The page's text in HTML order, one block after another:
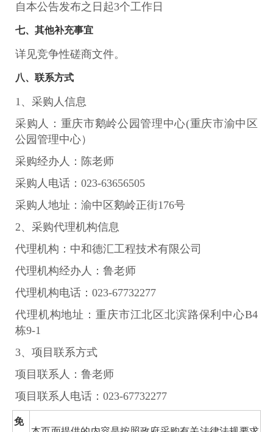
自本公告发布之日起3个工作日
七、其他补充事宜
详见竞争性磋商文件。
八、联系方式
1、采购人信息
采购人：重庆市鹅岭公园管理中心(重庆市渝中区
公园管理中心）
采购经办人：陈老师
采购人电话：023-63656505
采购人地址：渝中区鹅岭正街176号
2、采购代理机构信息
代理机构：中和德汇工程技术有限公司
代理机构经办人：鲁老师
代理机构电话：023-67732277
代理机构地址：重庆市江北区北滨路保利中心B4
栋9-1
3、项目联系方式
项目联系人：鲁老师
项目联系人电话：023-67732277
免